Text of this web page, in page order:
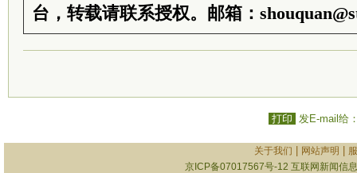
台，转载请联系授权。邮箱：
打印 发E-mail给
关于我们 网站声明
京ICP备07017567号-12 互联网新闻信